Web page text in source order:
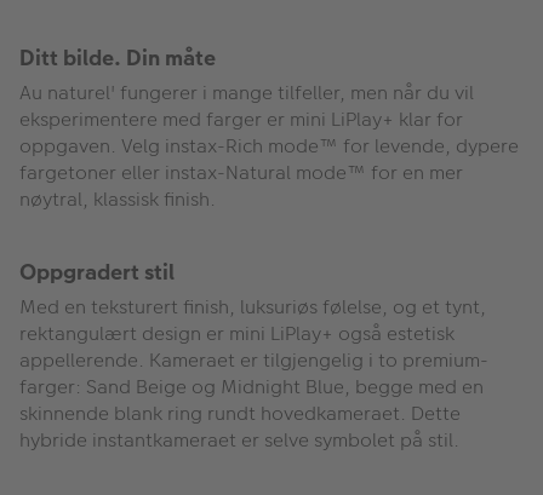
Ditt bilde. Din måte
Au naturel' fungerer i mange tilfeller, men når du vil
eksperimentere med farger er mini LiPlay+ klar for
oppgaven. Velg instax-Rich mode™ for levende, dypere
fargetoner eller instax-Natural mode™ for en mer
nøytral, klassisk finish.
Oppgradert stil
Med en teksturert finish, luksuriøs følelse, og et tynt,
rektangulært design er mini LiPlay+ også estetisk
appellerende. Kameraet er tilgjengelig i to premium-
farger: Sand Beige og Midnight Blue, begge med en
skinnende blank ring rundt hovedkameraet. Dette
hybride instantkameraet er selve symbolet på stil.